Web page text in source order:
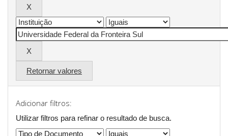
Retornar valores
Adicionar filtros:
Utilizar filtros para refinar o resultado de busca.